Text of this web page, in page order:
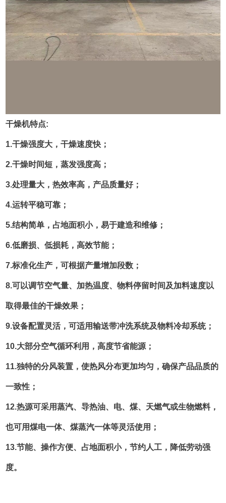
干燥机特点:
1.干燥强度大，干燥速度快；
2.干燥时间短，蒸发强度高；
3.处理量大，热效率高，产品质量好；
4.运转平稳可靠；
5.结构简单，占地面积小，易于建造和维修；
6.低磨损、低损耗，高效节能；
7.标准化生产，可根据产量增加段数；
8.可以调节空气量、加热温度、物料停留时间及加料速度以
取得最佳的干燥效果；
9.设备配置灵活，可适用输送带冲洗系统及物料冷却系统；
10.大部分空气循环利用，高度节省能源；
11.独特的分风装置，使热风分布更加均匀，确保产品品质的
一致性；
12.热源可采用蒸汽、导热油、电、煤、天燃气或生物燃料，
也可用煤电一体、煤蒸汽一体等灵活使用；
13.节能、操作方便、占地面积小，节约人工，降低劳动强
度。